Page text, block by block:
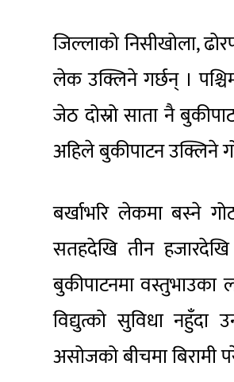
जिल्लाको निसीखोला,
लेक उक्लिने गर्छन् ।
जेठ दोस्रो साता नै
अहिले बुकीपाटन उक्लिने
बर्खाभरि लेकमा बस्ने
सतहदेखि तीन
बुकीपाटनमा वस्तुभाउका
विद्युत्को सुविधा
असोजको बीचमा बिरामी